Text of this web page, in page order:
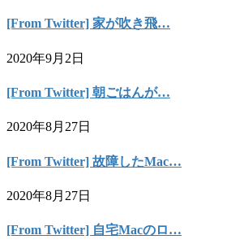
[From Twitter] 家が吹き飛…
2020年9月2日
[From Twitter] 朝ごはんが…
2020年8月27日
[From Twitter] 故障したMac…
2020年8月27日
[From Twitter] 自宅Macのロ…